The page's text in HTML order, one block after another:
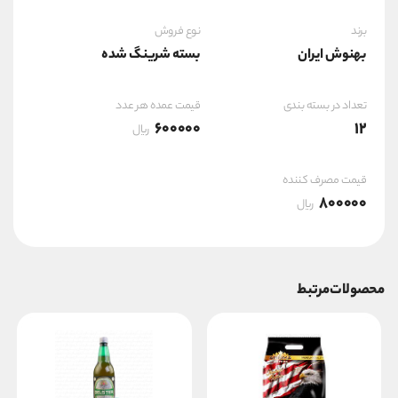
برند
بهنوش ایران
نوع فروش
بسته شرینگ شده
تعداد در بسته بندی
12
قیمت عمده هر عدد
600000 ریال
قیمت مصرف کننده
800000 ریال
محصولات مرتبط